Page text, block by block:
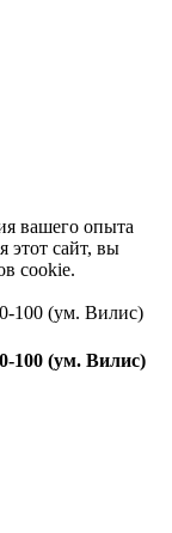
вашего опыта
этот сайт, вы
cookie.
100 (ум. Вилис)